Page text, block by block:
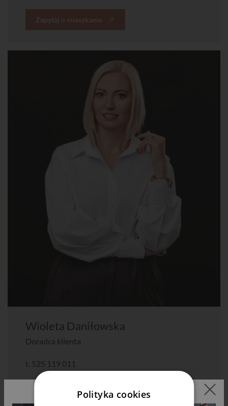
Zapytaj o mieszkanie
Wioleta Daniłowska
Doradca klienta
t. 525 119 011
Zapytaj o mieszkaniePolityka cookies